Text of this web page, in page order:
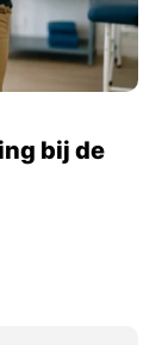
bij de